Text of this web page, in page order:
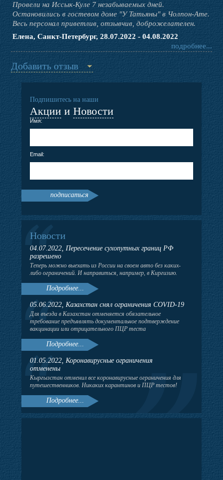
Провели на Иссык-Куле 7 незабываемых дней.
Остановились в гостевом доме "У Татьяны" в Чолпон-Ате.
Весь персонал приветлив, отзывчив, доброжелателен.
Елена, Санкт-Петербург, 28.07.2022 - 04.08.2022
подробнее...
Добавить отзыв
Подпишитесь на наши
Акции и Новости
Имя:
Email:
подписаться
Новости
04.07.2022, Пересечение сухопутных границ РФ
разрешено
Теперь можно выехать из России на своем авто без каких-
либо ограничений. И направиться, например, в Киргизию.
Подробнее...
05.06.2022, Казахстан снял ограничения COVID-19
Для въезда в Казахстан отменяется обязательное
требование предъявлять документальное подтверждение
вакцинации или отрицательного ПЦР теста
Подробнее...
01.05.2022, Коронавирусные ограничения
отменены
Кыргызстан отменил все коронавирусные ограничения для
путешественников. Никаких карантинов и ПЦР тестов!
Подробнее...